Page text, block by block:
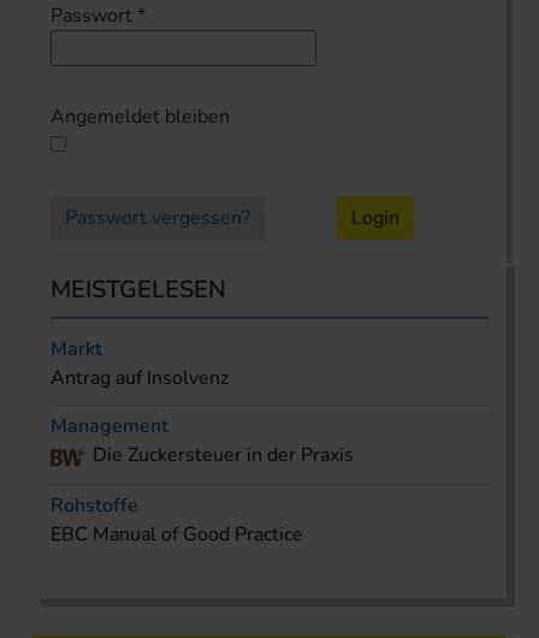
Passwort *
Angemeldet bleiben
Passwort vergessen? Login
MEISTGELESEN
Markt
Antrag auf Insolvenz
Management
Die Zuckersteuer in der Praxis
Rohstoffe
EBC Manual of Good Practice